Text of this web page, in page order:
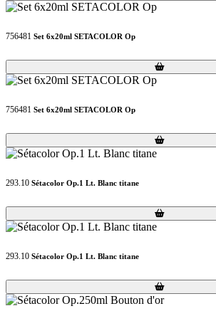
756481 Set 6x20ml SETACOLOR Op
Loading...
Loading...
756481 Set 6x20ml SETACOLOR Op
Loading...
Loading...
293.10 Sétacolor Op.1 Lt. Blanc titane
Loading...
Loading...
293.10 Sétacolor Op.1 Lt. Blanc titane
Loading...
Loading...